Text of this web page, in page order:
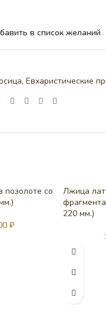
в список желаний
, Евхаристические
позолоте со
₽
Лжица
220 мм.)